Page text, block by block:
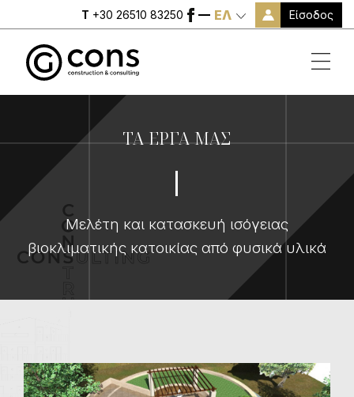
T +30 26510 83250 ΕΛ Είσοδος
ΤΑ ΕΡΓΑ ΜΑΣ
Μελέτη και κατασκευή ισόγειας
βιοκλιματικής κατοικίας από φυσικά υλικά